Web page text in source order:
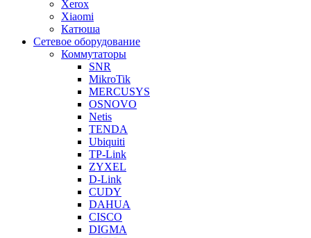
Xerox
Xiaomi
Катюша
Сетевое оборудование
Коммутаторы
SNR
MikroTik
MERCUSYS
OSNOVO
Netis
TENDA
Ubiquiti
TP-Link
ZYXEL
D-Link
CUDY
DAHUA
CISCO
DIGMA